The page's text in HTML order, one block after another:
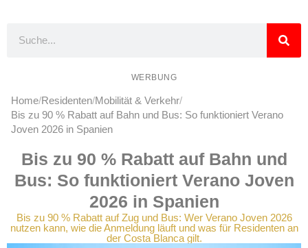
WERBUNG
Home Residenten Mobilität & Verkehr
Bis zu 90 % Rabatt auf Bahn und Bus: So funktioniert Verano
Joven 2026 in Spanien
Bis zu 90 % Rabatt auf Bahn und
Bus: So funktioniert Verano Joven
2026 in Spanien
Bis zu 90 % Rabatt auf Zug und Bus: Wer Verano Joven 2026
nutzen kann, wie die Anmeldung läuft und was für Residenten an
der Costa Blanca gilt.